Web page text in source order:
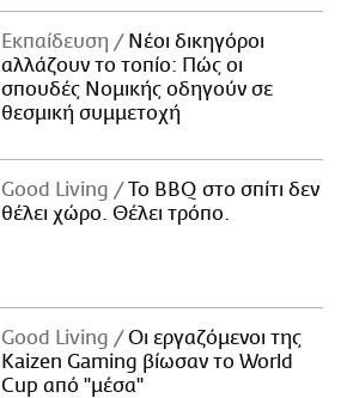
Εκπαίδευση
Νέοι δικηγόροι
αλλάζουν το τοπίο: Πώς οι
σπουδές Νομικής οδηγούν σε
θεσμική συμμετοχή
Good Living
Το BBQ στο σπίτι δεν
θέλει χώρο. Θέλει τρόπο.
Good Living
Οι εργαζόμενοι της
Kaizen Gaming βίωσαν το World
Cup από "μέσα"